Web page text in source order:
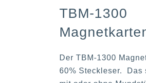
TBM-1300
Der TBM-1300
60% Steckleser. Das